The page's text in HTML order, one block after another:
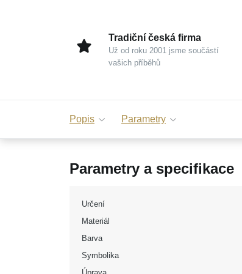
Tradiční česká firma
Už od roku 2001 jsme součástí
vašich příběhů
Popis Parametry
Parametry a specifikace
Určení
Materiál
Barva
Symbolika